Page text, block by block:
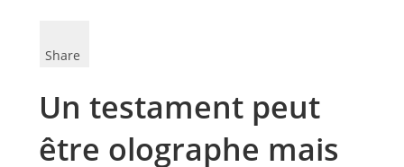
Share
Un testament peut
être olographe mais